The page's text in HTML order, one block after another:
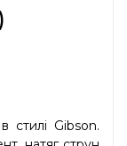
стилі Gibson.